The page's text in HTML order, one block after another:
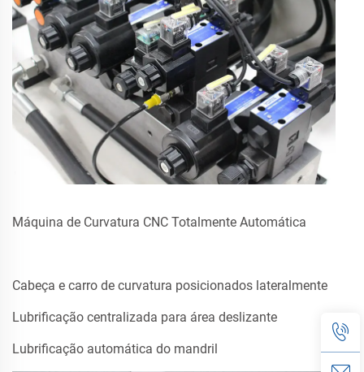
Máquina de Curvatura CNC Totalmente Automática
Cabeça e carro de curvatura posicionados lateralmente
Lubrificação centralizada para área deslizante
Lubrificação automática do mandril